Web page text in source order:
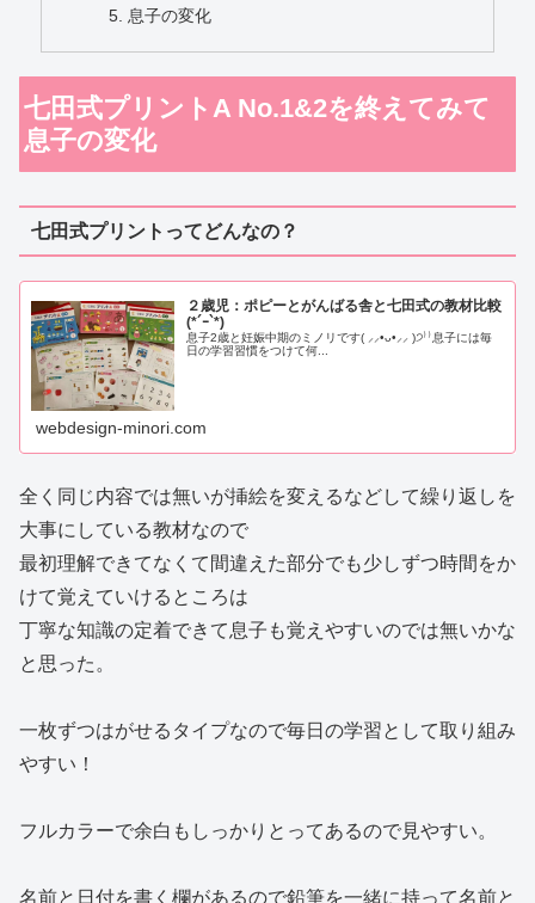
息子の変化
七田式プリントA No.1&2を終えてみて
息子の変化
七田式プリントってどんなの？
２歳児：ポピーとがんばる舎と七田式の教材比較
(*´ｰ`*)
息子2歳と妊娠中期のミノリです( ⸝⸝•ᴗ•⸝⸝ )੭⁾⁾息子には毎
日の学習習慣をつけて何...
webdesign-minori.com
全く同じ内容では無いが挿絵を変えるなどして繰り返しを
大事にしている教材なので
最初理解できてなくて間違えた部分でも少しずつ時間をか
けて覚えていけるところは
丁寧な知識の定着できて息子も覚えやすいのでは無いかな
と思った。
一枚ずつはがせるタイプなので毎日の学習として取り組み
やすい！
フルカラーで余白もしっかりとってあるので見やすい。
名前と日付を書く欄があるので鉛筆を一緒に持って名前と